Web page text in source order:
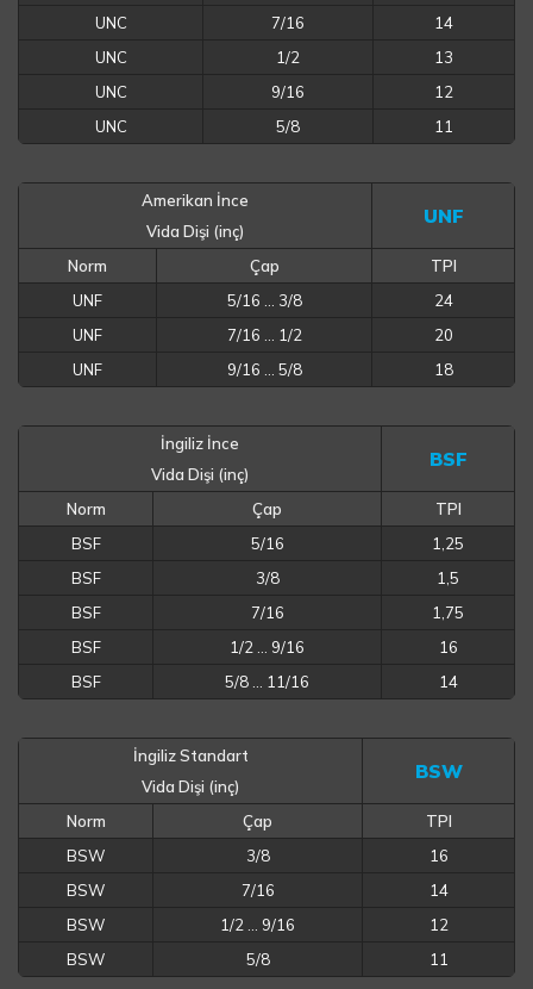
UNC 7/16
14
UNC
1/2
13
UNC
9/16
12
UNC
5/8 11
Amerikan İnce
Vida Dişi (inç)
UNF
Norm Çap
TPI
UNF
5/16 … 3/8
24
UNF
7/16 … 1/2
20
UNF
9/16 … 5/8 18
İngiliz İnce
Vida Dişi (inç)
BSF
Norm Çap
TPI
BSF
5/16
1,25
BSF
3/8
1,5
BSF
7/16
1,75
BSF
1/2 … 9/16
16
BSF
5/8 … 11/16 14
İngiliz Standart
Vida Dişi (inç)
BSW
Norm Çap
TPI
BSW
3/8
16
BSW
7/16
14
BSW
1/2 … 9/16
12
BSW
5/8 11